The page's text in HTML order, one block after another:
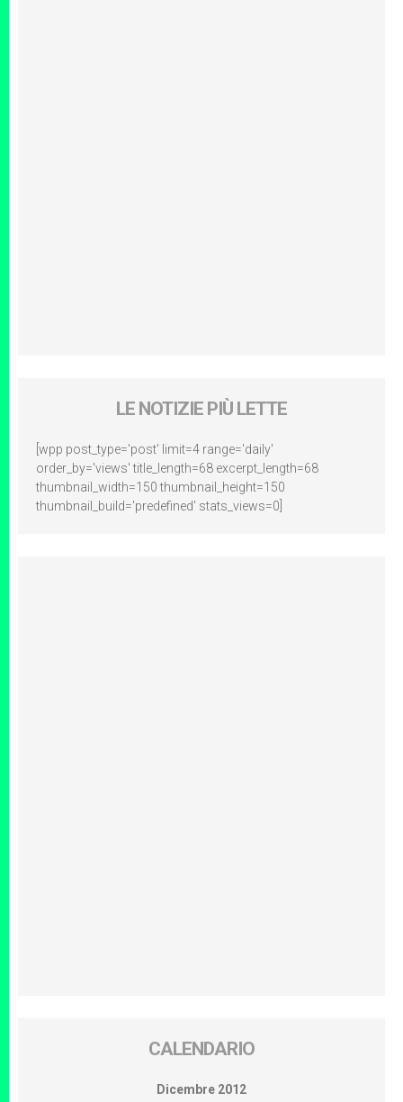
LE NOTIZIE PIÙ LETTE
[wpp post_type='post' limit=4 range='daily'
order_by='views' title_length=68 excerpt_length=68
thumbnail_width=150 thumbnail_height=150
thumbnail_build='predefined' stats_views=0]
CALENDARIO
Dicembre 2012